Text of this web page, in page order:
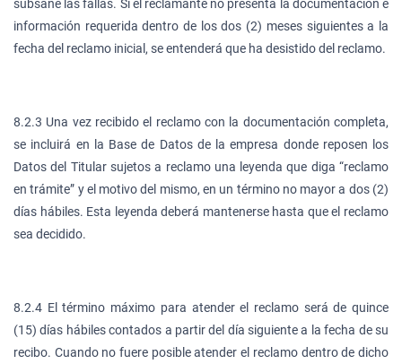
subsane las fallas. Si el reclamante no presenta la documentación e
información requerida dentro de los dos (2) meses siguientes a la
fecha del reclamo inicial, se entenderá que ha desistido del reclamo.
8.2.3 Una vez recibido el reclamo con la documentación completa,
se incluirá en la Base de Datos de la empresa donde reposen los
Datos del Titular sujetos a reclamo una leyenda que diga “reclamo
en trámite” y el motivo del mismo, en un término no mayor a dos (2)
días hábiles. Esta leyenda deberá mantenerse hasta que el reclamo
sea decidido.
8.2.4 El término máximo para atender el reclamo será de quince
(15) días hábiles contados a partir del día siguiente a la fecha de su
recibo. Cuando no fuere posible atender el reclamo dentro de dicho